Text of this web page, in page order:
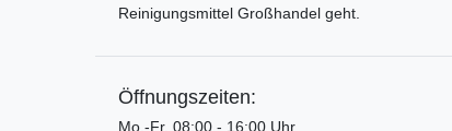
Reinigungsmittel Großhandel geht.
Öffnungszeiten:
Mo.-Fr. 08:00 - 16:00 Uhr